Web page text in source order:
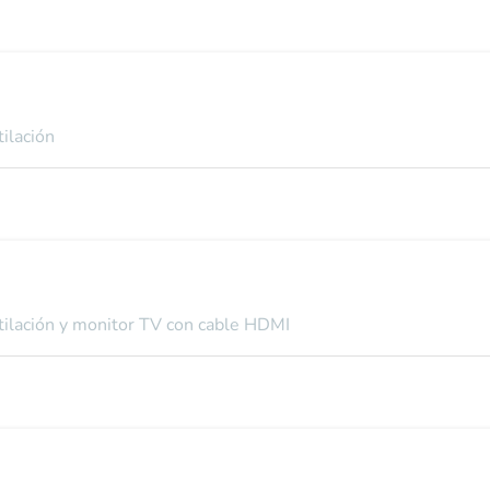
y monitor TV con cable HDMI